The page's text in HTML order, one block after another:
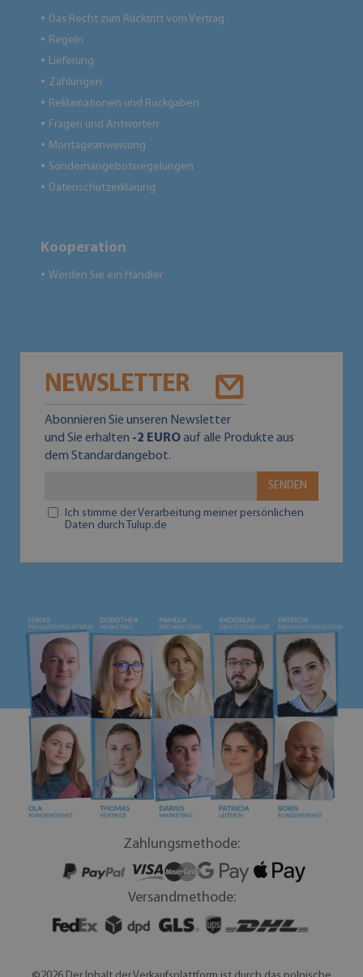
● Das Recht zum Rücktritt vom Vertrag
● Regeln
● Lieferung
● Zahlungen
● Reklamationen und Rückgaben
● Fragen und Antworten
● Montageanweisung
● Sondernangebotsregelungen
● Datenschutzerklärung
Kooperation
● Werden Sie ein Händler
NEWSLETTER
Abonnieren Sie unseren Newsletter
und Sie erhalten -2 EUROauf alle Produkte aus
dem Standardangebot.
SENDEN
Ich stimme der Verarbeitung meiner persönlichen
Daten durch Tulup.de
Zahlungsmethode:
Versandmethode: